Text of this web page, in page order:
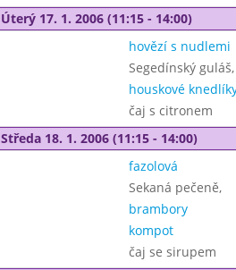
Úterý 17. 1. 2006 (11:15 - 14:00)
hovězí s nudlemi
Segedínský guláš,
houskové
čaj s citronem
Středa 18. 1. 2006 (11:15 - 14:00)
fazolová
Sekaná pečeně,
brambory
kompot
čaj se sirupem